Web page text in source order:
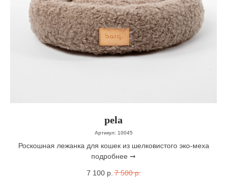
pela
Артикул: 10045
Роскошная лежанка для кошек из шелковистого эко-меха
подробнее ➞
7 100 р. 7 500 р.